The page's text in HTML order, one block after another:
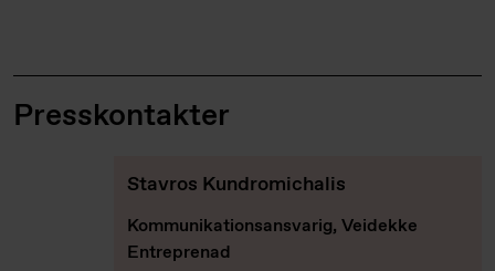
Presskontakter
Stavros Kundromichalis
Kommunikationsansvarig, Veidekke
Entreprenad